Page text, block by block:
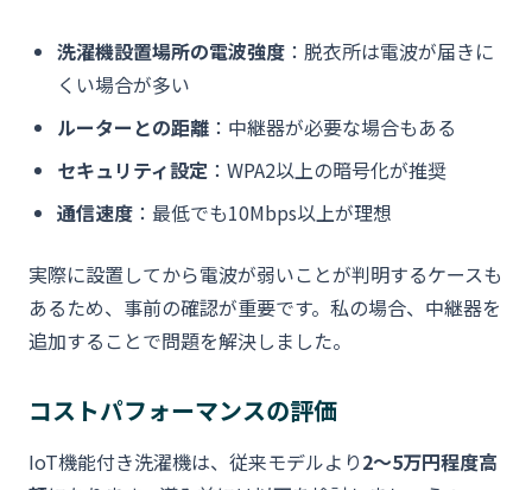
洗濯機設置場所の電波強度 ：脱衣所は電波が届きに
くい場合が多い
ルーターとの距離 ：中継器が必要な場合もある
セキュリティ設定 ：WPA2以上の暗号化が推奨
通信速度 ：最低でも10Mbps以上が理想
実際に設置してから電波が弱いことが判明するケースも
あるため、事前の確認が重要です。私の場合、中継器を
追加することで問題を解決しました。
コストパフォーマンスの評価
IoT機能付き洗濯機は、従来モデルより2〜5万円程度高